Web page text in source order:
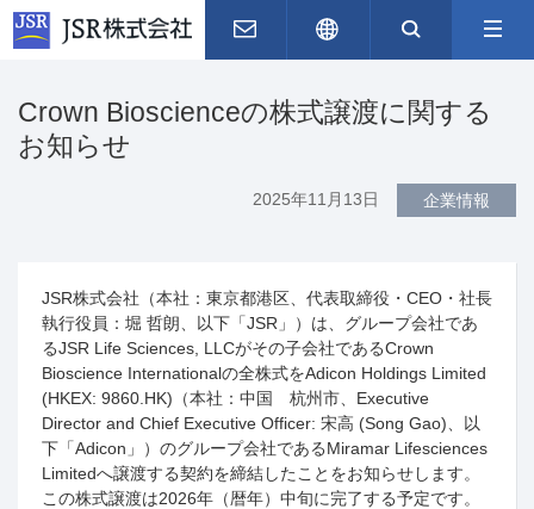
お問い合わせEnglish サイト内
Crown Bioscienceの株式譲渡に関する
お知らせ
2025年11月13日 企業情報
JSR株式会社（本社：東京都港区、代表取締役・ CEO ・社長
執行役員：堀 哲朗、以下「JSR 」）は、グループ会社であ
るJSR Life Sciences, LLCがその子会社であるCrown
Bioscience Internationalの全株式をAdicon Holdings Limited
(HKEX: 9860.HK) （本社：中国 杭州市、 Executive
Director and Chief Executive Officer: 宋高 (Song Gao) 、以
下「Adicon 」）のグループ会社であるMiramar Lifesciences
Limitedへ譲渡する契約を締結したことをお知らせします。
この株式譲渡は2026年（暦年）中旬に完了する予定です。